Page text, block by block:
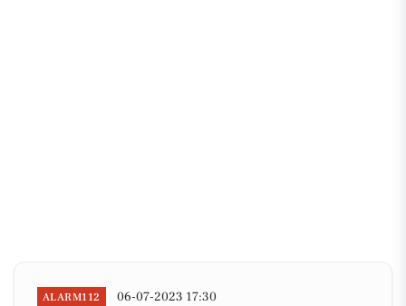
ALARM112 06-07-2023 17:30